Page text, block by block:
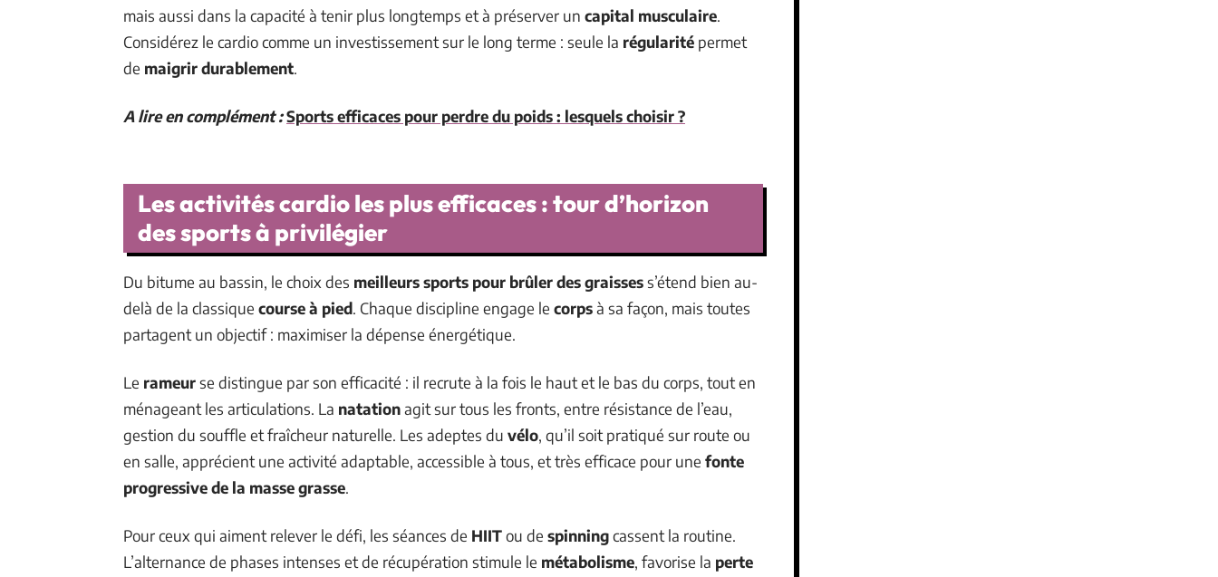
mais aussi dans la capacité à tenir plus longtemps et à préserver un capital musculaire.
Considérez le cardio comme un investissement sur le long terme : seule la régularité permet
de maigrir durablement.
A lire en complément :Sports efficaces pour perdre du poids : lesquels choisir ?
Les activités cardio les plus efficaces : tour d’horizon
des sports à privilégier
Du bitume au bassin, le choix des meilleurs sports pour brûler des graissess’étend bien au-
delà de la classique course à pied. Chaque discipline engage le corpsà sa façon, mais toutes
partagent un objectif : maximiser la dépense énergétique.
Le rameurse distingue par son efficacité : il recrute à la fois le haut et le bas du corps, tout en
ménageant les articulations. La natationagit sur tous les fronts, entre résistance de l’eau,
gestion du souffle et fraîcheur naturelle. Les adeptes du vélo, qu’il soit pratiqué sur route ou
en salle, apprécient une activité adaptable, accessible à tous, et très efficace pour une fonte
progressive de la masse grasse.
Pour ceux qui aiment relever le défi, les séances de HIITou de spinningcassent la routine.
L’alternance de phases intenses et de récupération stimule le métabolisme, favorise la perte